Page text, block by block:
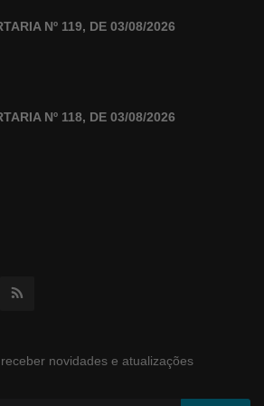
Nº 119, DE 03/08/2026
Nº 118, DE 03/08/2026
novidades e atualizações